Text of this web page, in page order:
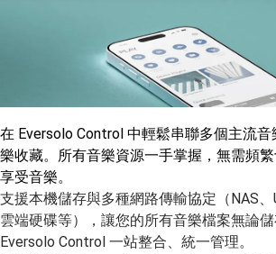
在 Eversolo Control 中輕鬆串聯多個主流
樂收藏。所有音樂資源一手掌握，無需頻
享受音樂。
支援本機儲存與多種網路傳輸協定（NAS、
雲端硬碟等），讓您的所有音樂檔案無論
Eversolo Control 一站整合、統一管理。